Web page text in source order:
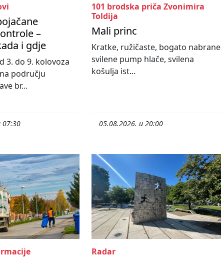
–
i gdje
3. do 9. kolovoza
području
br...
07:30
101 brodska priča Zvonimira
Toldija
Mali princ
Kratke, ružičaste, bogato nabrane
svilene pump hlače, svilena
košulja ist...
05.08.2026. u 20:00
Radar